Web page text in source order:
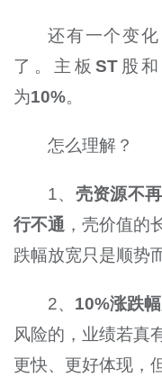
还有一个变化
了。 主板 ST股和
为10%。
怎么理解？
1、 壳资源不
行不通 ，壳价值的
跌幅放宽只是顺势
2、 10%涨跌
风险的，业绩若真
更快、更好体现，